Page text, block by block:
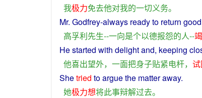
我极力免去他对我的一切义务。
Mr. Godfrey-always readyto return good
高孚利先生--一向是个以德报怨的人--
Hestarted with delightand, keeping
他喜出望外， 一面把身子贴紧电杆，
Shetried toarguethe matteraway.
她极力想将此事辩解过去。